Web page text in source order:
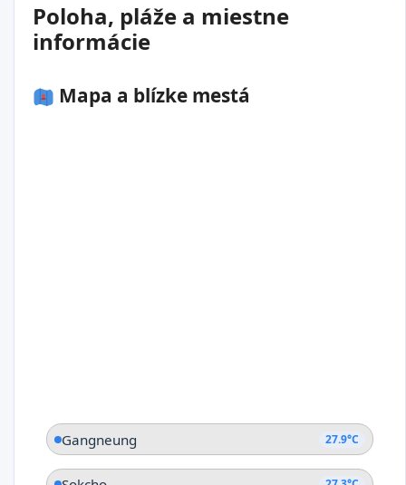
Poloha, pláže a miestne
informácie
Mapa a blízke mestá
Gangneung 27.9°C